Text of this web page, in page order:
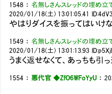
1548 ： 名無しさんスレッドの埋め
2020/01/18(土) 13:01:05.41
やはりダイスを振ってはいけ
1549 ： 名無しさんスレッドの埋め
2020/01/18(土) 13:01:13.93
うまく返せなくて、あっちも
1554 ：悪代官 ◆ZfO6WFoYyU ：